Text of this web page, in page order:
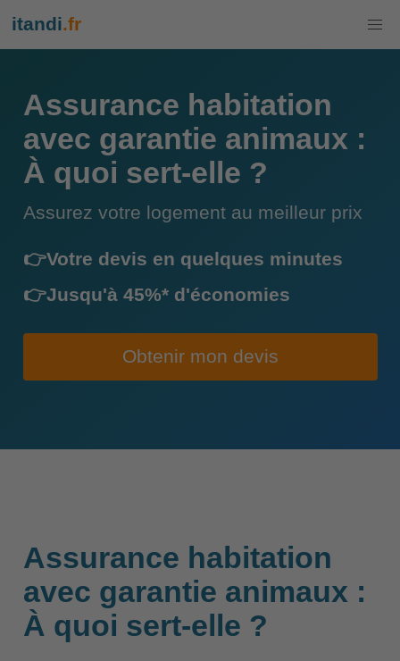
itandi.fr
Assurance habitation
avec garantie animaux :
À quoi sert-elle ?
Assurez votre logement au meilleur prix
👉Votre devis en quelques minutes
👉Jusqu'à 45%* d'économies
Obtenir mon devis
Assurance habitation
avec garantie animaux :
À quoi sert-elle ?